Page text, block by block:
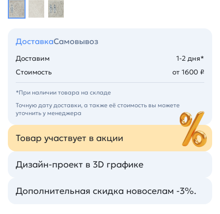
ДоставкаСамовывоз
Доставим
1-2 дня*
Стоимость
от 1600 ₽
*При наличии товара на складе
Точную дату доставки, а также её стоимость вы можете
уточнить у менеджера
Товар участвует в акции
Дизайн-проект в 3D графике
Дополнительная скидка новоселам -3%.